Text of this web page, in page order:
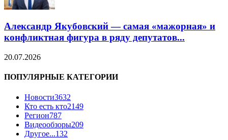
Александр Якубовский — самая «мажорная» и
конфликтная фигура в ряду депутатов...
20.07.2026
ПОПУЛЯРНЫЕ КАТЕГОРИИ
Новости3632
Кто есть кто2149
Регион787
Видеообзоры209
Другое...132